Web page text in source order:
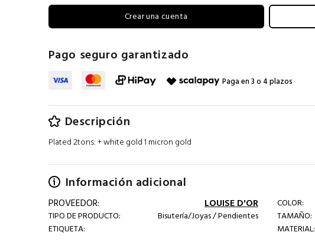
Crear una cuenta
Pago seguro garantizado
Paga en 3 o 4 plazos
Descripción
Plated 2tons: + white gold 1 micron gold
Información adicional
PROVEEDOR: LOUISE D'OR
TIPO DE PRODUCTO:
Bisutería/Joyas / Pendientes
ETIQUETA:
COLOR:
TAMAÑO:
MATERIAL: